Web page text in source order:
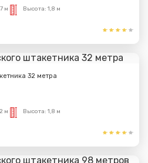
м Высота: 1,8 м
32 метра
м Высота: 1,8 м